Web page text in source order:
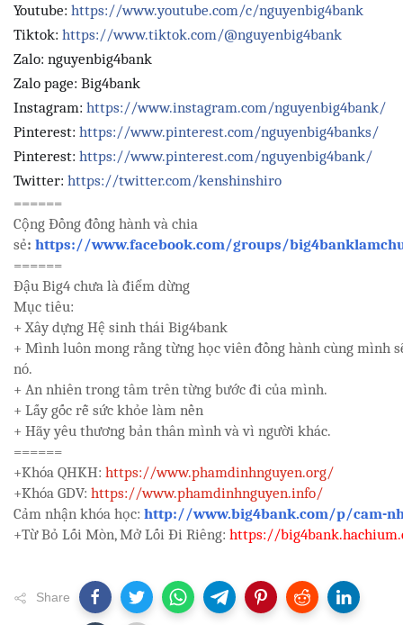
Youtube: https://www.youtube.com/c/nguyenbig4bank
Tiktok: https://www.tiktok.com/@nguyenbig4bank
Zalo: nguyenbig4bank
Zalo page: Big4bank
Instagram: https://www.instagram.com/nguyenbig4bank/
Pinterest: https://www.pinterest.com/nguyenbig4banks/
Pinterest: https://www.pinterest.com/nguyenbig4bank/
Twitter: https://twitter.com/kenshinshiro
======
Cộng Đồng đồng hành và chia
sẻ: https://www.facebook.com/groups/
======
Đậu Big4 chưa là điểm dừng
Mục tiêu:
+ Xây dựng Hệ sinh thái Big4bank
+ Mình luôn mong rằng từng học viên đồng hành cùng mình
nó.
+ An nhiên trong tâm trên từng bước đi của mình.
+ Lấy gốc rễ sức khỏe làm nền
+ Hãy yêu thương bản thân mình và vì người khác.
======
+Khóa QHKH: https://www.phamdinhnguyen.org/
+Khóa GDV: https://www.phamdinhnguyen.info/
Cảm nhận khóa học: http://www.big4bank.com/p/cam-
+Từ Bỏ Lối Mòn, Mở Lối Đi Riêng: https://
Share